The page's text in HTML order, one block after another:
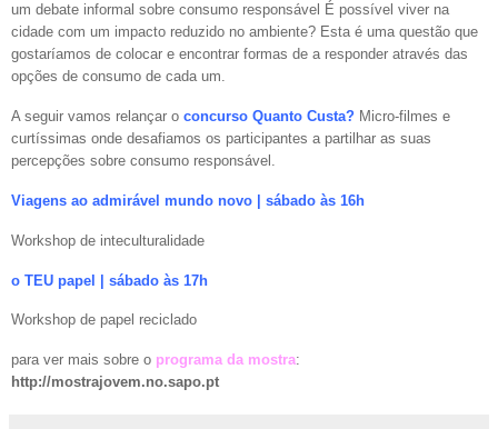
um debate informal sobre consumo responsável É possível viver na
cidade com um impacto reduzido no ambiente? Esta é uma questão que
gostaríamos de colocar e encontrar formas de a responder através das
opções de consumo de cada um.
A seguir vamos relançar o concurso Quanto Custa? Micro-filmes e
curtíssimas onde desafiamos os participantes a partilhar as suas
percepções sobre consumo responsável.
Viagens ao admirável mundo novo | sábado às 16h
Workshop de inteculturalidade
o TEU papel | sábado às 17h
Workshop de papel reciclado
para ver mais sobre o programa da mostra:
http://mostrajovem.no.sapo.pt